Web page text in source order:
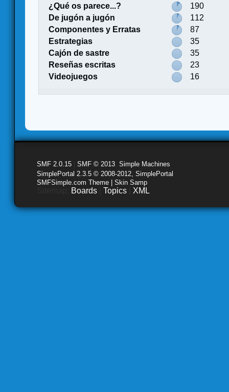
¿Qué os parece...?
190
De jugón a jugón
112
Componentes y Erratas
87
Estrategias
35
Cajón de sastre
35
Reseñas escritas
23
Videojuegos
16
SMF 2.0.15 SMF © 2013 Simple Machines
SimplePortal 2.3.5 © 2008-2012, SimplePortal
SMFSimple.com Theme | Skin Samp
Boards Topics XML